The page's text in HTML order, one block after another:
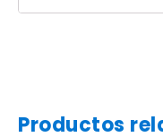
Productos